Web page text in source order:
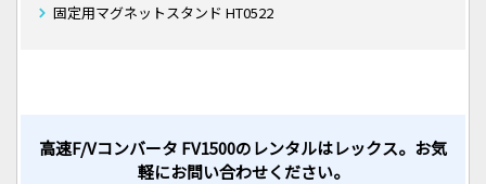
固定用マグネットスタンド HT0522
高速F/Vコンバータ FV1500のレンタルはレックス。お気
軽にお問い合わせください。